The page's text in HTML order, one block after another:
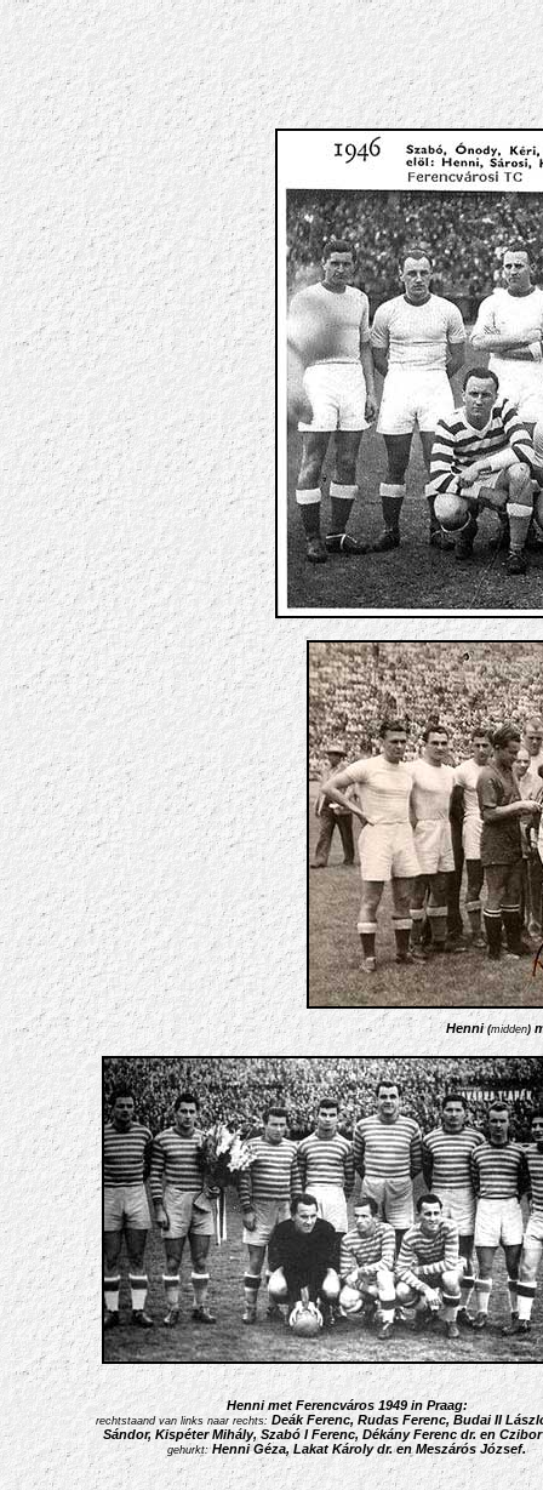
Henni(midden)
Henni met Ferencváros 1949 in Praag:
rechtstaand van links naar rechts: Deák Ferenc, Rudas Ferenc, Budai II
Sándor, Kispéter Mihály, Szabó I Ferenc, Dékány Ferenc dr. en Czibor
gehurkt: Henni Géza, Lakat Károly dr. en Meszárós József.